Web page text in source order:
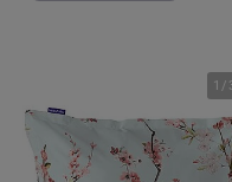
1 / 3